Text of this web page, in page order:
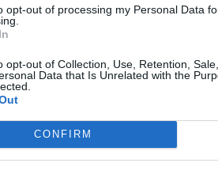
opt-out of processing my Personal Data
opt-out of Collection, Use, Retention,
Data that Is Unrelated with the
CONFIRM
tapahtui yksiraiteisella
ovat todella harvinaisia.
kohdata samalla radalla,
Junien törmääminen on
onnettomuustilanteista.